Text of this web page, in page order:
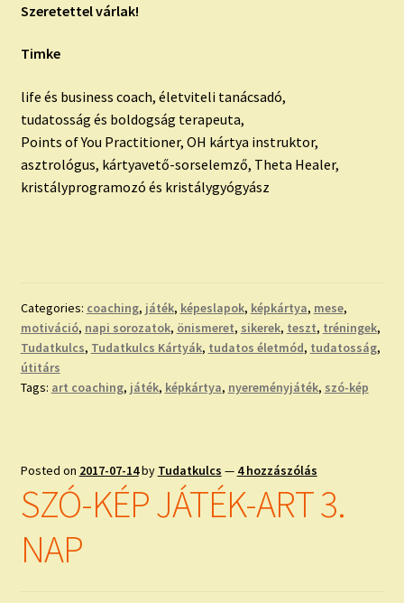
Szeretettel várlak!
Timke
life és business coach, életviteli tanácsadó,
tudatosság és boldogság terapeuta,
Points of You Practitioner, OH kártya instruktor,
asztrológus, kártyavető-sorselemző, Theta Healer,
kristályprogramozó és kristálygyógyász
Categories: coaching, játék, képeslapok, képkártya, mese,
motiváció, napi sorozatok, önismeret, sikerek, teszt, tréningek,
Tudatkulcs, Tudatkulcs Kártyák, tudatos életmód, tudatosság,
útitárs
Tags: art coaching, játék, képkártya, nyereményjáték, szó-kép
Posted on 2017-07-14by Tudatkulcs — 4 hozzászólás
SZÓ-KÉP JÁTÉK-ART 3.
NAP